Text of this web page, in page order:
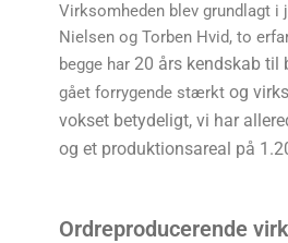
Virksomheden blev grundlagt i
Nielsen og Torben Hvid, to
begge har 20 års kendskab til
gået forrygende stærkt og
vokset betydeligt, vi har
og et produktionsareal på
Ordreproducerende